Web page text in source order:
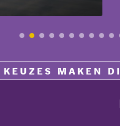
KEUZES MAKEN